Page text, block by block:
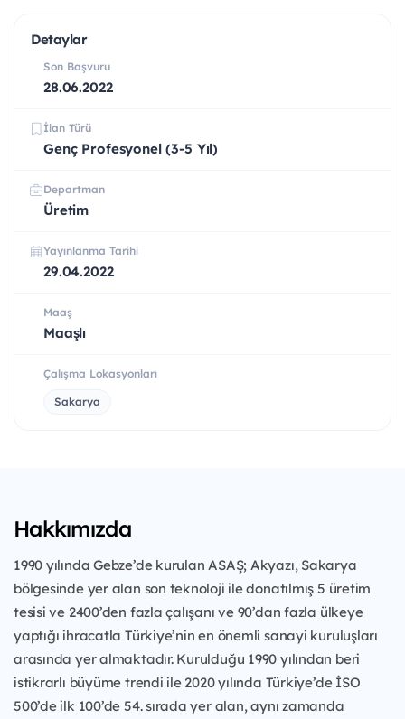
Detaylar
Son Başvuru
28.06.2022
İlan Türü
Genç Profesyonel (3-5 Yıl)
Departman
Üretim
Yayınlanma Tarihi
29.04.2022
Maaş
Maaşlı
Çalışma Lokasyonları
Sakarya
Hakkımızda
1990 yılında Gebze’de kurulan ASAŞ; Akyazı, Sakarya
bölgesinde yer alan son teknoloji ile donatılmış 5 üretim
tesisi ve 2400’den fazla çalışanı ve 90’dan fazla ülkeye
yaptığı ihracatla Türkiye’nin en önemli sanayi kuruluşları
arasında yer almaktadır. Kurulduğu 1990 yılından beri
istikrarlı büyüme trendi ile 2020 yılında Türkiye’de İSO
500’de ilk 100’de 54. sırada yer alan, aynı zamanda